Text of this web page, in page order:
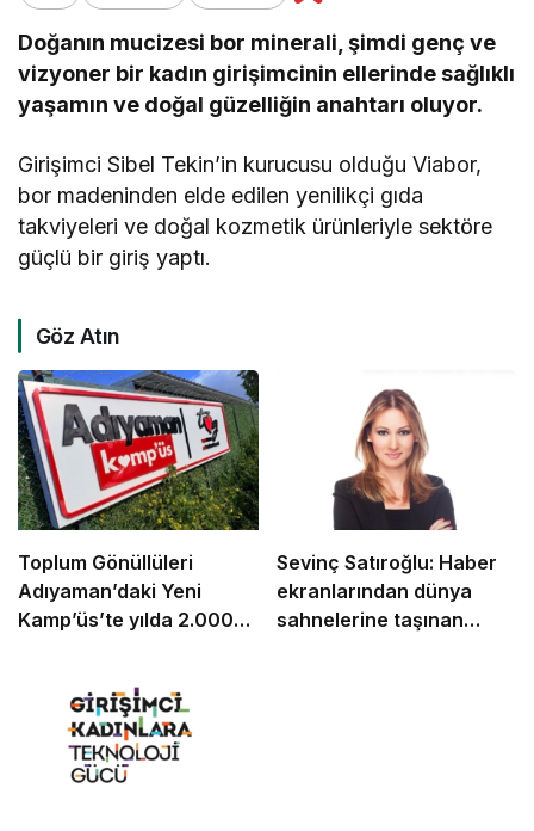
Doğanın mucizesi bor minerali, şimdi genç ve
vizyoner bir kadın girişimcinin ellerinde sağlıklı
yaşamın ve doğal güzelliğin anahtarı oluyor.
Girişimci Sibel Tekin’in kurucusu olduğu Viabor,
bor madeninden elde edilen yenilikçi gıda
takviyeleri ve doğal kozmetik ürünleriyle sektöre
güçlü bir giriş yaptı.
Göz Atın
Toplum Gönüllüleri
Adıyaman’daki Yeni
Kamp’üs’te yılda 2.000
Sevinç Satıroğlu: Haber
ekranlarından dünya
sahnelerine taşınan